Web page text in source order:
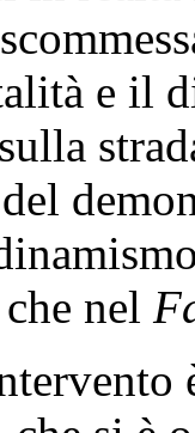
e il
nel